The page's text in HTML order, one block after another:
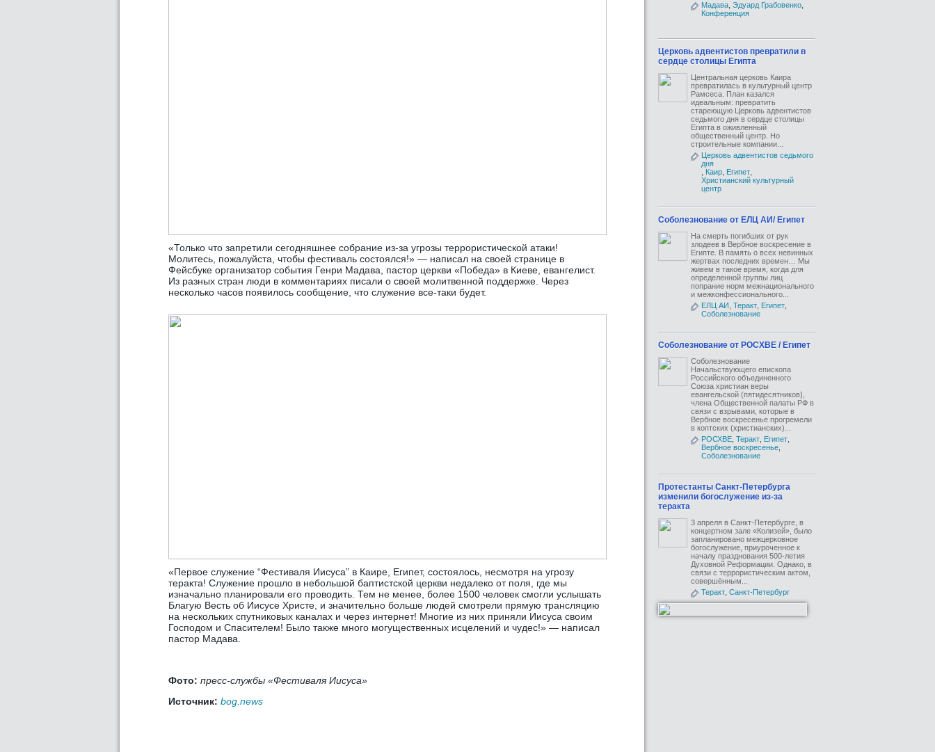
«Только что запретили сегодняшнее собрание из-за угрозы террористической атаки!
Молитесь, пожалуйста, чтобы фестиваль состоялся!» — написал на своей странице в
Фейсбуке организатор события Генри Мадава, пастор церкви «Победа» в Киеве, евангелист.
Из разных стран люди в комментариях писали о своей молитвенной поддержке. Через
несколько часов появилось сообщение, что служение все-таки будет.
«Первое служение “Фестиваля Иисуса” в Каире, Египет, состоялось, несмотря на угрозу
теракта! Служение прошло в небольшой баптистской церкви недалеко от поля, где мы
изначально планировали его проводить. Тем не менее, более 1500 человек смогли услышать
Благую Весть об Иисусе Христе, и значительно больше людей смотрели прямую трансляцию
на нескольких спутниковых каналах и через интернет! Многие из них приняли Иисуса своим
Господом и Спасителем! Было также много могущественных исцелений и чудес!» — написал
пастор Мадава.
Фото: пресс-службы «Фестиваля Иисуса»
Источник: bog.news
Мадава Эдуард Грабовенко
Конференция
Церковь адвентистов превратили в
сердце столицы Египта
Центральная церковь Каира
превратилась в культурный центр
Рамсеса. План казался
идеальным: превратить
стареющую Церковь адвентистов
седьмого дня в сердце столицы
Египта в оживленный
общественный центр. Но
строительные компании...
Церковь адвентистов седьмого
дня
Каир Египет
Христианский культурный
центр
Cоболезнование от ЕЛЦ АИ/ Египет
На смерть погибших от рук
злодеев в Вербное воскресение в
Египте. В память о всех невинных
жертвах последних времен… Мы
живем в такое время, когда для
определенной группы лиц
попрание норм межнационального
и межконфессионального...
ЕЛЦ АИ Теракт Египет
Соболезнование
Соболезнование от РОСХВЕ / Египет
Соболезнование
Начальствующего епископа
Российского объединенного
Союза христиан веры
евангельской (пятидесятников),
члена Общественной палаты РФ в
связи с взрывами, которые в
Вербное воскресенье прогремели
в коптских (христианских)...
РОСХВЕ Теракт Египет
Вербное воскресенье
Соболезнование
Протестанты Санкт-Петербурга
изменили богослужение из-за
теракта
3 апреля в Санкт-Петербурге, в
концертном зале «Колизей», было
запланировано межцерковное
богослужение, приуроченное к
началу празднования 500-летия
Духовной Реформации. Однако, в
связи с террористическим актом,
совершённым...
Теракт Санкт-Петербург